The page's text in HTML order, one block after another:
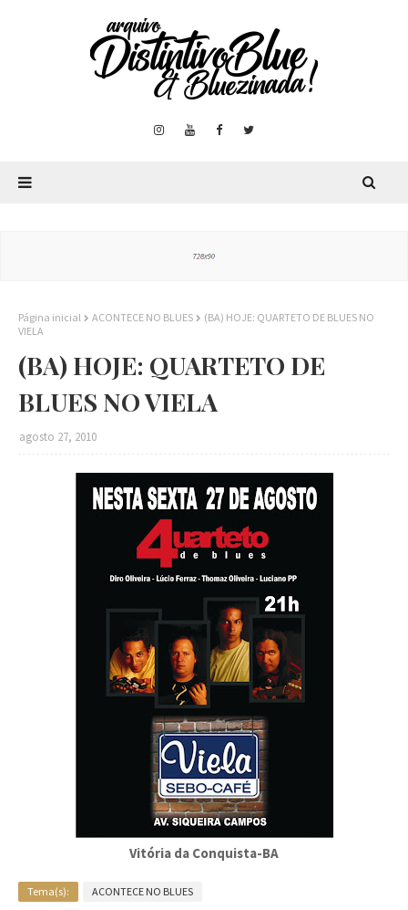
Página inicial ACONTECE NO BLUES
(BA) HOJE: QUARTETO DE BLUES NO
VIELA
(BA) HOJE: QUARTETO DE
BLUES NO VIELA
agosto 27, 2010
Vitória da Conquista-BA
Tema(s): ACONTECE NO BLUES